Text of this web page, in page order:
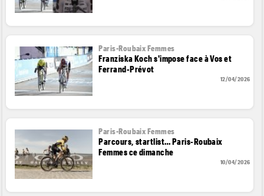
Paris-Roubaix Femmes
Franziska Koch s'impose face à Vos et
Ferrand-Prévot
12/04/2026
Paris-Roubaix Femmes
Parcours, startlist… Paris-Roubaix
Femmes ce dimanche
10/04/2026